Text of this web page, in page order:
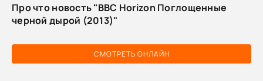
СМОТРЕТЬ ОНЛАЙН
Про что новость "BBC Horizon Поглощенные
черной дырой (2013)"